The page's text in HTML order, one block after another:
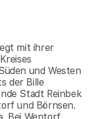
mit ihrer
und Westen
der Bille
Stadt Reinbek
und Börnsen.